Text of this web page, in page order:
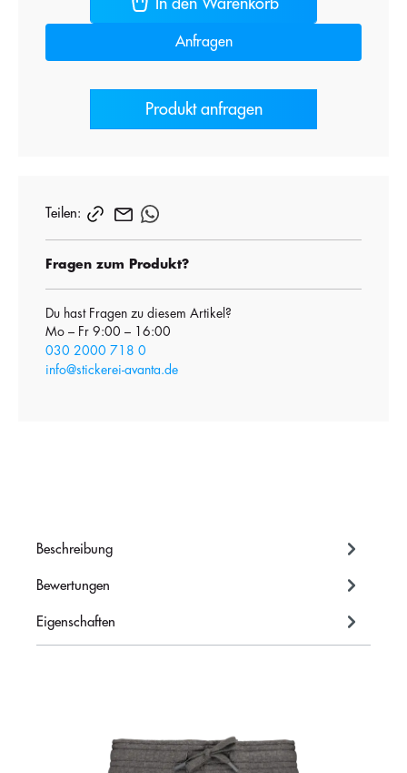
In den Warenkorb
Anfragen
Produkt anfragen
Teilen:
Fragen zum Produkt?
Du hast Fragen zu diesem Artikel?
Mo – Fr 9:00 – 16:00
030 2000 718 0
info@stickerei-avanta.de
Beschreibung
Bewertungen
Eigenschaften